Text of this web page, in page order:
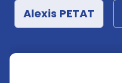
Alexis PETAT